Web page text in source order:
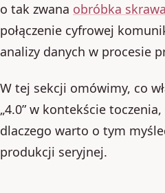
o tak zwana obróbka
połączenie cyfrowej
analizy danych w procesie
W tej sekcji omówimy, co
„4.0” w kontekście
dlaczego warto o tym
produkcji seryjnej.